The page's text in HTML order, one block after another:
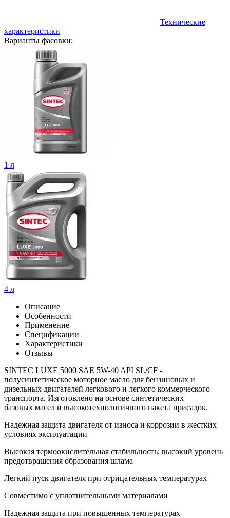
Технические
характеристики
Варианты фасовки:
1 л
4 л
Описание
Особенности
Применение
Спецификации
Характеристики
Отзывы
SINTEC LUXE 5000 SAE 5W-40 API SL/CF -
полусинтетическое моторное масло для бензиновых и
дизельных двигателей легкового и легкого коммерческого
транспорта. Изготовлено на основе синтетических
базовых масел и высокотехнологичного пакета присадок.
Надежная защита двигателя от износа и коррозии в жестких
условиях эксплуатации
Высокая термоокислительная стабильность: высокий уровень
предотвращения образования шлама
Легкий пуск двигателя при отрицательных температурах
Совместимо с уплотнительными материалами
Надежная защита при повышенных температурах